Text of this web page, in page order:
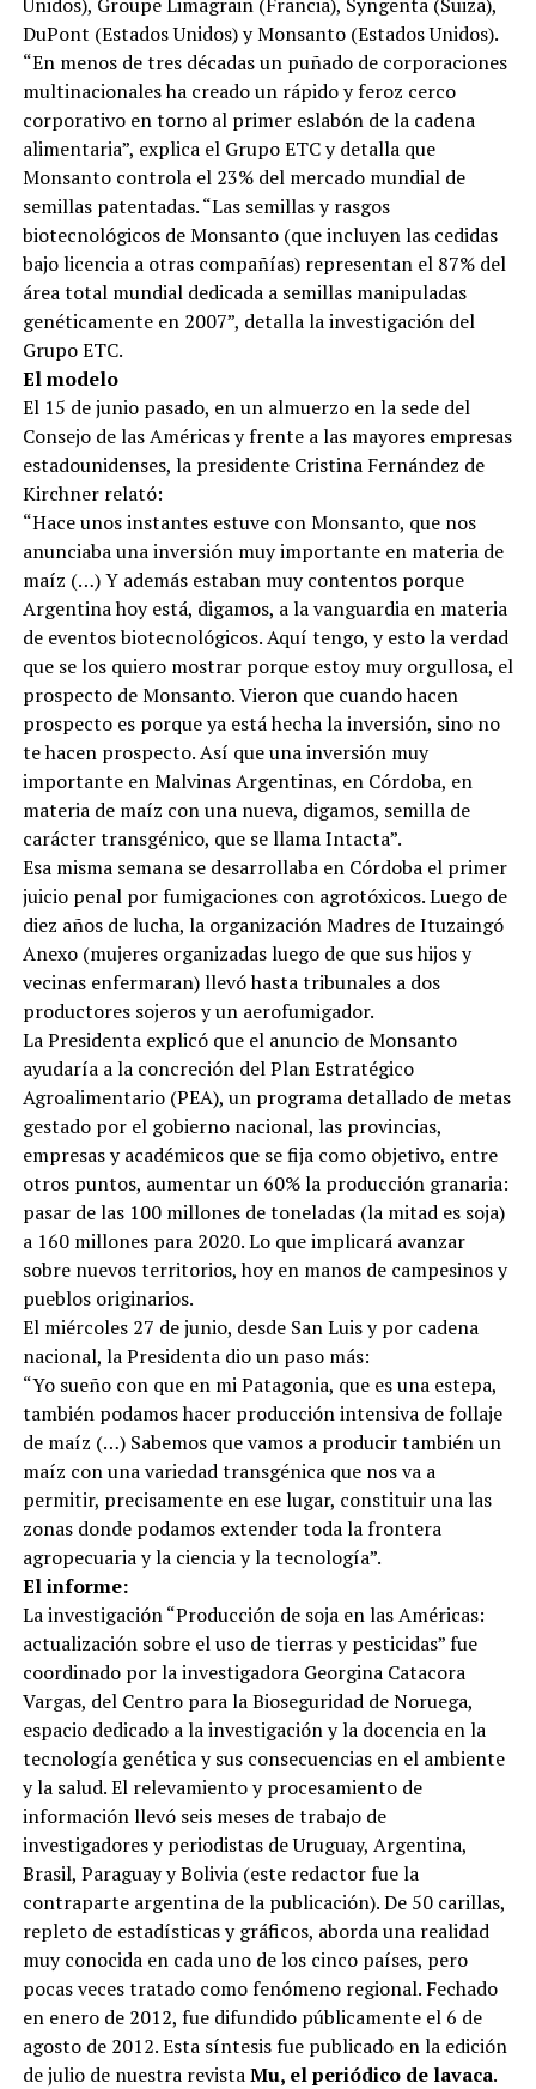
DuPont (Estados Unidos) y Monsanto (Estados Unidos).
“En menos de tres décadas un puñado de corporaciones
multinacionales ha creado un rápido y feroz cerco
corporativo en torno al primer eslabón de la cadena
alimentaria”, explica el Grupo ETC y detalla que
Monsanto controla el 23% del mercado mundial de
semillas patentadas. “Las semillas y rasgos
biotecnológicos de Monsanto (que incluyen las cedidas
bajo licencia a otras compañías) representan el 87% del
área total mundial dedicada a semillas manipuladas
genéticamente en 2007”, detalla la investigación del
Grupo ETC.
El modelo
El 15 de junio pasado, en un almuerzo en la sede del
Consejo de las Américas y frente a las mayores empresas
estadounidenses, la presidente Cristina Fernández de
Kirchner relató:
“Hace unos instantes estuve con Monsanto, que nos
anunciaba una inversión muy importante en materia de
maíz (…) Y además estaban muy contentos porque
Argentina hoy está, digamos, a la vanguardia en materia
de eventos biotecnológicos. Aquí tengo, y esto la verdad
que se los quiero mostrar porque estoy muy orgullosa, el
prospecto de Monsanto. Vieron que cuando hacen
prospecto es porque ya está hecha la inversión, sino no
te hacen prospecto. Así que una inversión muy
importante en Malvinas Argentinas, en Córdoba, en
materia de maíz con una nueva, digamos, semilla de
carácter transgénico, que se llama Intacta”.
Esa misma semana se desarrollaba en Córdoba el primer
juicio penal por fumigaciones con agrotóxicos. Luego de
diez años de lucha, la organización Madres de Ituzaingó
Anexo (mujeres organizadas luego de que sus hijos y
vecinas enfermaran) llevó hasta tribunales a dos
productores sojeros y un aerofumigador.
La Presidenta explicó que el anuncio de Monsanto
ayudaría a la concreción del Plan Estratégico
Agroalimentario (PEA), un programa detallado de metas
gestado por el gobierno nacional, las provincias,
empresas y académicos que se fija como objetivo, entre
otros puntos, aumentar un 60% la producción granaria:
pasar de las 100 millones de toneladas (la mitad es soja)
a 160 millones para 2020. Lo que implicará avanzar
sobre nuevos territorios, hoy en manos de campesinos y
pueblos originarios.
El miércoles 27 de junio, desde San Luis y por cadena
nacional, la Presidenta dio un paso más:
“Yo sueño con que en mi Patagonia, que es una estepa,
también podamos hacer producción intensiva de follaje
de maíz (…) Sabemos que vamos a producir también un
maíz con una variedad transgénica que nos va a
permitir, precisamente en ese lugar, constituir una las
zonas donde podamos extender toda la frontera
agropecuaria y la ciencia y la tecnología”.
El informe:
La investigación “Producción de soja en las Américas:
actualización sobre el uso de tierras y pesticidas” fue
coordinado por la investigadora Georgina Catacora
Vargas, del Centro para la Bioseguridad de Noruega,
espacio dedicado a la investigación y la docencia en la
tecnología genética y sus consecuencias en el ambiente
y la salud. El relevamiento y procesamiento de
información llevó seis meses de trabajo de
investigadores y periodistas de Uruguay, Argentina,
Brasil, Paraguay y Bolivia (este redactor fue la
contraparte argentina de la publicación). De 50 carillas,
repleto de estadísticas y gráficos, aborda una realidad
muy conocida en cada uno de los cinco países, pero
pocas veces tratado como fenómeno regional. Fechado
en enero de 2012, fue difundido públicamente el 6 de
agosto de 2012. Esta síntesis fue publicado en la edición
de julio de nuestra revistaMu, el periódico de lavaca.